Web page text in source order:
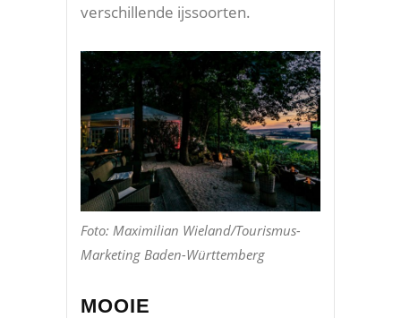
verschillende ijssoorten.
Foto: Maximilian Wieland/Tourismus-
Marketing Baden-Württemberg
MOOIE